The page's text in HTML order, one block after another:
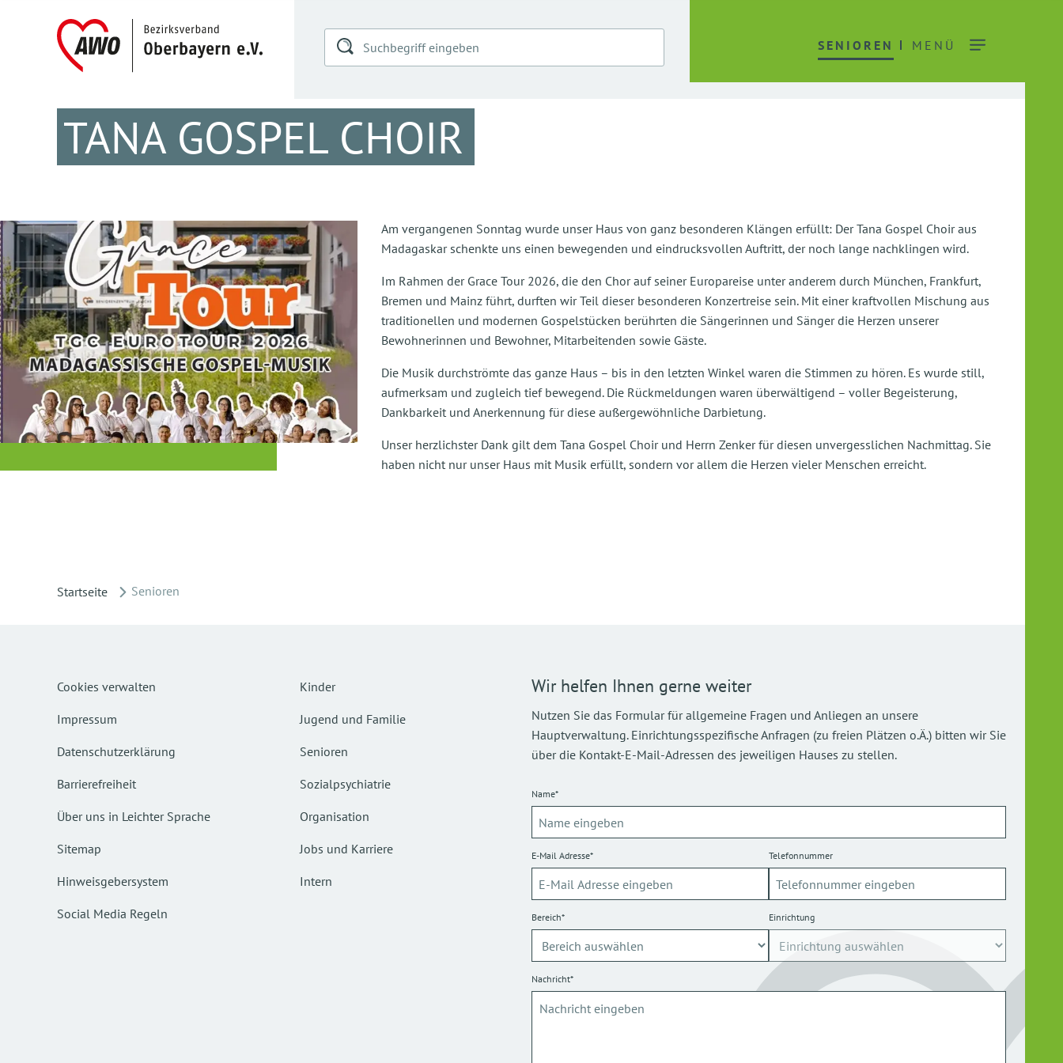
SENIOREN MENÜ
TANA GOSPEL CHOIR
Am vergangenen Sonntag wurde unser Haus von ganz besonderen Klängen erfüllt: Der Tana Gospel Choir aus
Madagaskar schenkte uns einen bewegenden und eindrucksvollen Auftritt, der noch lange nachklingen wird.
Im Rahmen der Grace Tour 2026, die den Chor auf seiner Europareise unter anderem durch München, Frankfurt,
Bremen und Mainz führt, durften wir Teil dieser besonderen Konzertreise sein. Mit einer kraftvollen Mischung aus
traditionellen und modernen Gospelstücken berührten die Sängerinnen und Sänger die Herzen unserer
Bewohnerinnen und Bewohner, Mitarbeitenden sowie Gäste.
Die Musik durchströmte das ganze Haus – bis in den letzten Winkel waren die Stimmen zu hören. Es wurde still,
aufmerksam und zugleich tief bewegend. Die Rückmeldungen waren überwältigend – voller Begeisterung,
Dankbarkeit und Anerkennung für diese außergewöhnliche Darbietung.
Unser herzlichster Dank gilt dem Tana Gospel Choir und Herrn Zenker für diesen unvergesslichen Nachmittag. Sie
haben nicht nur unser Haus mit Musik erfüllt, sondern vor allem die Herzen vieler Menschen erreicht.
Startseite Senioren
Cookies verwalten
Impressum
Datenschutzerklärung
Barrierefreiheit
Über uns in Leichter Sprache
Sitemap
Hinweisgebersystem
Social Media Regeln
Kinder
Jugend und Familie
Senioren
Sozialpsychiatrie
Organisation
Jobs und Karriere
Intern
Wir helfen Ihnen gerne weiter
Nutzen Sie das Formular für allgemeine Fragen und Anliegen an unsere
Hauptverwaltung. Einrichtungsspezifische Anfragen (zu freien Plätzen o.Ä.) bitten wir Sie
über die Kontakt-E-Mail-Adressen des jeweiligen Hauses zu stellen.
Name*
E-Mail Adresse* Telefonnummer
Bereich* Einrichtung
Nachricht*